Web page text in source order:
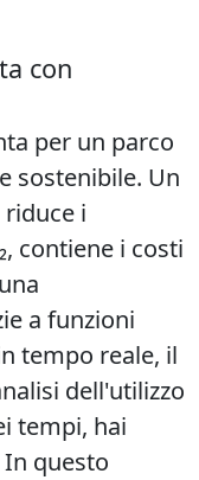
con
per un parco
sostenibile. Un
i
contiene i costi
a funzioni
tempo reale, il
dell'utilizzo
tempi, hai
questo